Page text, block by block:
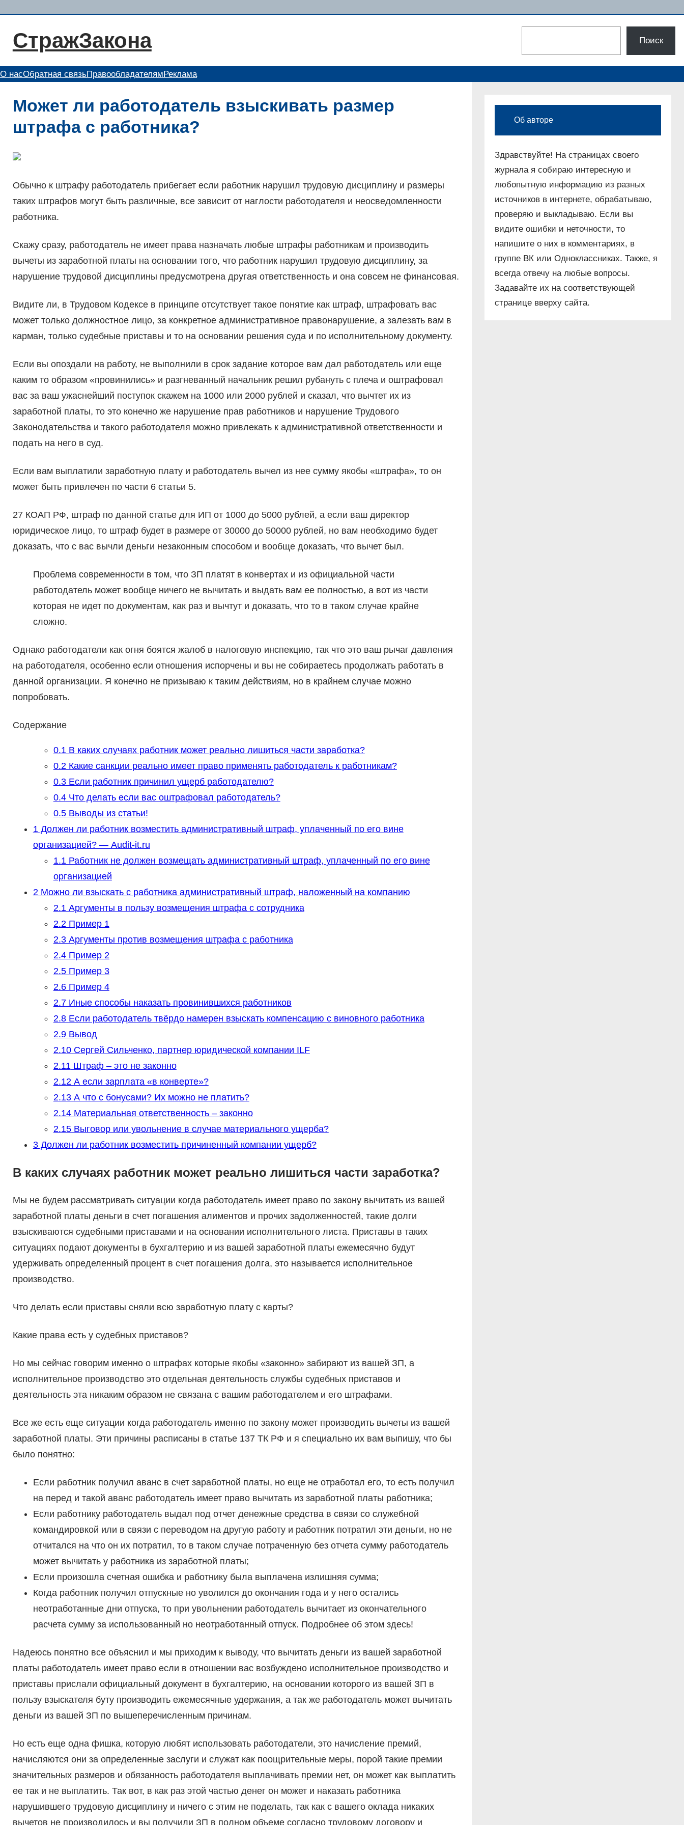
содержимому
СтражЗакона Поиск
О насОбратная связьПравообладателям Реклама
Может ли работодатель взыскивать размер
штрафа с работника?
Обычно к штрафу работодатель прибегает если работник нарушил трудовую дисциплину и размеры
таких штрафов могут быть различные, все зависит от наглости работодателя и неосведомленности
работника.
Скажу сразу, работодатель не имеет права назначать любые штрафы работникам и производить
вычеты из заработной платы на основании того, что работник нарушил трудовую дисциплину, за
нарушение трудовой дисциплины предусмотрена другая ответственность и она совсем не финансовая.
Видите ли, в Трудовом Кодексе в принципе отсутствует такое понятие как штраф, штрафовать вас
может только должностное лицо, за конкретное административное правонарушение, а залезать вам в
карман, только судебные приставы и то на основании решения суда и по исполнительному документу.
Если вы опоздали на работу, не выполнили в срок задание которое вам дал работодатель или еще
каким то образом «провинились» и разгневанный начальник решил рубануть с плеча и оштрафовал
вас за ваш ужаснейший поступок скажем на 1000 или 2000 рублей и сказал, что вычтет их из
заработной платы, то это конечно же нарушение прав работников и нарушение Трудового
Законодательства и такого работодателя можно привлекать к административной ответственности и
подать на него в суд.
Если вам выплатили заработную плату и работодатель вычел из нее сумму якобы «штрафа», то он
может быть привлечен по части 6 статьи 5.
27 КОАП РФ, штраф по данной статье для ИП от 1000 до 5000 рублей, а если ваш директор
юридическое лицо, то штраф будет в размере от 30000 до 50000 рублей, но вам необходимо будет
доказать, что с вас вычли деньги незаконным способом и вообще доказать, что вычет был.
Проблема современности в том, что ЗП платят в конвертах и из официальной части
работодатель может вообще ничего не вычитать и выдать вам ее полностью, а вот из части
которая не идет по документам, как раз и вычтут и доказать, что то в таком случае крайне
сложно.
Однако работодатели как огня боятся жалоб в налоговую инспекцию, так что это ваш рычаг давления
на работодателя, особенно если отношения испорчены и вы не собираетесь продолжать работать в
данной организации. Я конечно не призываю к таким действиям, но в крайнем случае можно
попробовать.
Содержание
0.1В каких случаях работник может реально лишиться части заработка?
0.2Какие санкции реально имеет право применять работодатель к работникам?
0.3Если работник причинил ущерб работодателю?
0.4Что делать если вас оштрафовал работодатель?
0.5Выводы из статьи!
1Должен ли работник возместить административный штраф, уплаченный по его вине
организацией? — Audit-it.ru
1.1Работник не должен возмещать административный штраф, уплаченный по его вине
организацией
2Можно ли взыскать с работника административный штраф, наложенный на компанию
2.1Аргументы в пользу возмещения штрафа с сотрудника
2.2Пример 1
2.3Аргументы против возмещения штрафа с работника
2.4Пример 2
2.5Пример 3
2.6Пример 4
2.7Иные способы наказать провинившихся работников
2.8Если работодатель твёрдо намерен взыскать компенсацию с виновного работника
2.9Вывод
2.10Сергей Сильченко, партнер юридической компании ILF
2.11Штраф – это не законно
2.12А если зарплата «в конверте»?
2.13А что с бонусами? Их можно не платить?
2.14Материальная ответственность – законно
2.15Выговор или увольнение в случае материального ущерба?
3Должен ли работник возместить причиненный компании ущерб?
В каких случаях работник может реально лишиться части заработка?
Мы не будем рассматривать ситуации когда работодатель имеет право по закону вычитать из вашей
заработной платы деньги в счет погашения алиментов и прочих задолженностей, такие долги
взыскиваются судебными приставами и на основании исполнительного листа. Приставы в таких
ситуациях подают документы в бухгалтерию и из вашей заработной платы ежемесячно будут
удерживать определенный процент в счет погашения долга, это называется исполнительное
производство.
Что делать если приставы сняли всю заработную плату с карты?
Какие права есть у судебных приставов?
Но мы сейчас говорим именно о штрафах которые якобы «законно» забирают из вашей ЗП, а
исполнительное производство это отдельная деятельность службы судебных приставов и
деятельность эта никаким образом не связана с вашим работодателем и его штрафами.
Все же есть еще ситуации когда работодатель именно по закону может производить вычеты из вашей
заработной платы. Эти причины расписаны в статье 137 ТК РФ и я специально их вам выпишу, что бы
было понятно:
Если работник получил аванс в счет заработной платы, но еще не отработал его, то есть получил
на перед и такой аванс работодатель имеет право вычитать из заработной платы работника;
Если работнику работодатель выдал под отчет денежные средства в связи со служебной
командировкой или в связи с переводом на другую работу и работник потратил эти деньги, но не
отчитался на что он их потратил, то в таком случае потраченную без отчета сумму работодатель
может вычитать у работника из заработной платы;
Если произошла счетная ошибка и работнику была выплачена излишняя сумма;
Когда работник получил отпускные но уволился до окончания года и у него остались
неотработанные дни отпуска, то при увольнении работодатель вычитает из окончательного
расчета сумму за использованный но неотработанный отпуск. Подробнее об этом здесь!
Надеюсь понятно все объяснил и мы приходим к выводу, что вычитать деньги из вашей заработной
платы работодатель имеет право если в отношении вас возбуждено исполнительное производство и
приставы прислали официальный документ в бухгалтерию, на основании которого из вашей ЗП в
пользу взыскателя буту производить ежемесячные удержания, а так же работодатель может вычитать
деньги из вашей ЗП по вышеперечисленным причинам.
Но есть еще одна фишка, которую любят использовать работодатели, это начисление премий,
начисляются они за определенные заслуги и служат как поощрительные меры, порой такие премии
значительных размеров и обязанность работодателя выплачивать премии нет, он может как выплатить
ее так и не выплатить. Так вот, в как раз этой частью денег он может и наказать работника
нарушившего трудовую дисциплину и ничего с этим не поделать, так как с вашего оклада никаких
вычетов не производилось и вы получили ЗП в полном объеме согласно трудовому договору и
Об авторе
Здравствуйте! На страницах своего
журнала я собираю интересную и
любопытную информацию из разных
источников в интернете, обрабатываю,
проверяю и выкладываю. Если вы
видите ошибки и неточности, то
напишите о них в комментариях, в
группе ВК или Одноклассниках. Также, я
всегда отвечу на любые вопросы.
Задавайте их на соответствующей
странице вверху сайта.